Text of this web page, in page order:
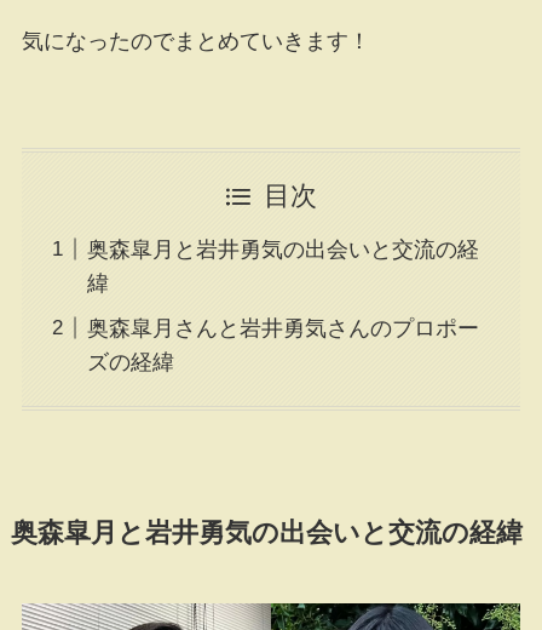
気になったのでまとめていきます！
目次
奥森皐月と岩井勇気の出会いと交流の経
緯
奥森皐月さんと岩井勇気さんのプロポー
ズの経緯
奥森皐月と岩井勇気の出会いと交流の経緯